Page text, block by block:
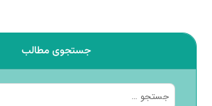
جستجوی مطالب